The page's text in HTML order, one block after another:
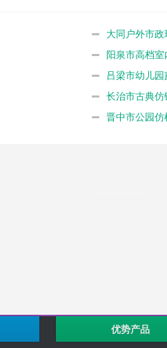
大同户外市
阳泉市高档
吕梁市幼儿
长治市古典
晋中市公园
优势产品